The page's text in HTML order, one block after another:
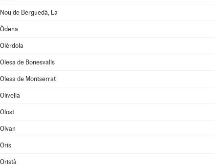
Nou de Berguedà, La
Òdena
Olèrdola
Olesa de Bonesvalls
Olesa de Montserrat
Olivella
Olost
Olvan
Orís
Oristà